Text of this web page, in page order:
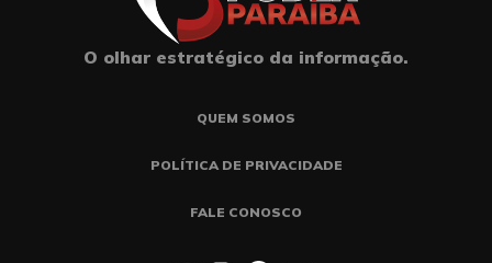
O olhar estratégico da informação.
QUEM SOMOS
POLÍTICA DE PRIVACIDADE
FALE CONOSCO